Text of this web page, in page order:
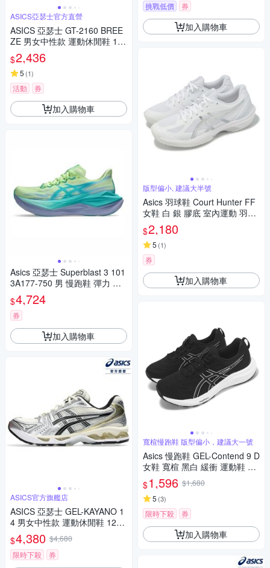
ASICS亞瑟士官方直營
ASICS 亞瑟士 GT-2160 BREE
ZE 男女中性款 運動休閒鞋 120
3A951-020
$2,436
5 (1)
活動 券
加入購物車
Asics 亞瑟士 Superblast 3 101
3A177-750 男 慢跑鞋 彈力 綠
$4,724
券
加入購物車
ASICS官方旗艦店
ASICS 亞瑟士 GEL-KAYANO 1
4 男女中性款 運動休閒鞋 1203
A537-200
$4,380 $4,680
限時下殺
券
挑戰低價 券
加入購物車
版型偏小, 建議大半號
Asics 羽球鞋 Court Hunter FF
女鞋 白 銀 膠底 室內運動 羽排
鞋 亞瑟士 1072A112102
$2,180
5 (1)
券
加入購物車
寬楦慢跑鞋 版型偏小，建議大一號
Asics 慢跑鞋 GEL-Contend 9 D
女鞋 寬楦 黑白 緩衝 運動鞋 亞
瑟士 1012B678002
$1,596 $1,680
5 (3)
限時下殺 券
加入購物車